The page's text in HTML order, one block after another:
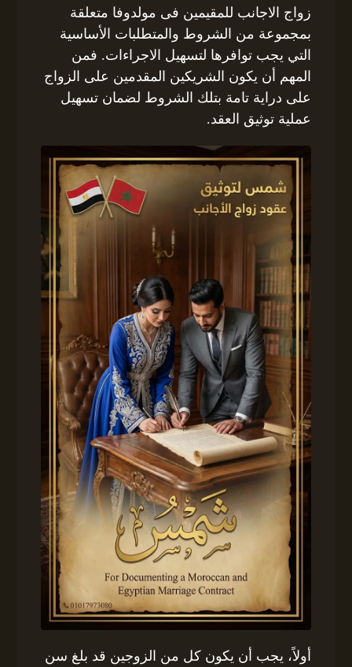
زواج الاجانب للمقيمين فى مولدوفا متعلقة
بمجموعة من الشروط والمتطلبات الأساسية
التي يجب توافرها لتسهيل الاجراءات. فمن
المهم أن يكون الشريكين المقدمين على الزواج
على دراية تامة بتلك الشروط لضمان تسهيل
عملية توثيق العقد.
أولاً، يجب أن يكون كل من الزوجين قد بلغ سن